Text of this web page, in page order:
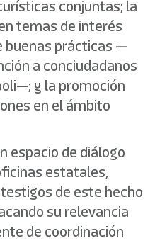
conjuntas; la
temas de interés
buenas prácticas —
a conciudadanos
y la promoción
en el ámbito
espacio de diálogo
estatales,
de este hecho
su relevancia
de coordinación